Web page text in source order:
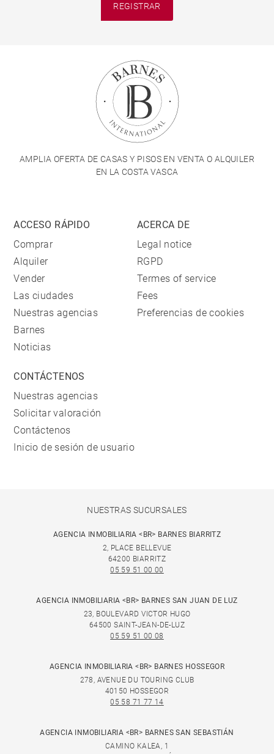
REGISTRAR
AMPLIA OFERTA DE CASAS Y PISOS EN VENTA O ALQUILER
EN LA COSTA VASCA
ACCESO RÁPIDO
Comprar
Alquiler
Vender
Las ciudades
Nuestras agencias
Barnes
Noticias
ACERCA DE
Legal notice
RGPD
Termes of service
Fees
Preferencias de cookies
CONTÁCTENOS
Nuestras agencias
Solicitar valoración
Contáctenos
Inicio de sesión de usuario
NUESTRAS SUCURSALES
AGENCIA INMOBILIARIA <BR> BARNES BIARRITZ
2, PLACE BELLEVUE
64200 BIARRITZ
05 59 51 00 00
AGENCIA INMOBILIARIA <BR> BARNES SAN JUAN DE LUZ
23, BOULEVARD VICTOR HUGO
64500 SAINT-JEAN-DE-LUZ
05 59 51 00 08
AGENCIA INMOBILIARIA <BR> BARNES HOSSEGOR
278, AVENUE DU TOURING CLUB
40150 HOSSEGOR
05 58 71 77 14
AGENCIA INMOBILIARIA <BR> BARNES SAN SEBASTIÁN
CAMINO KALEA, 1